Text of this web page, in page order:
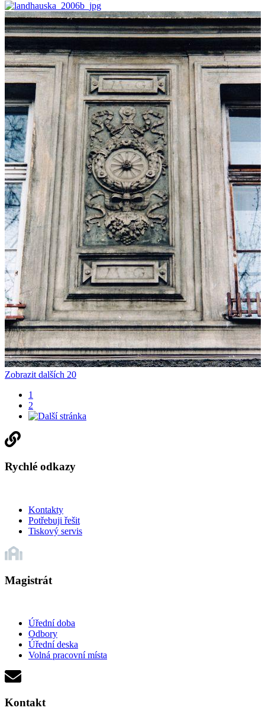
Zobrazit dalších 20
1
2
Rychlé odkazy
Kontakty
Potřebuji řešit
Tiskový servis
Magistrát
Úřední doba
Odbory
Úřední deska
Volná pracovní místa
Kontakt